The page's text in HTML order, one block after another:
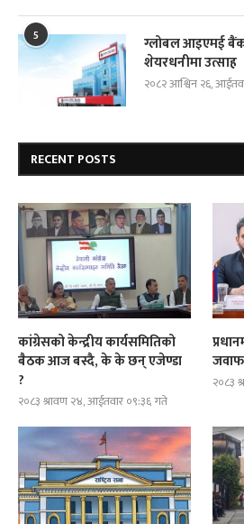
5
ग्लोबल आइएमई
शेयरधनीमा उत्साह
२०८२ आश्विन २६,
RECENT POSTS
कांग्रेसको केन्द्रीय कार्यसमितिको
बैठक आज बस्दै, के के छन् एजेण्डा
?
२०८३ श्रावण २४, आईतवार ०९:३६ गते
२०८३